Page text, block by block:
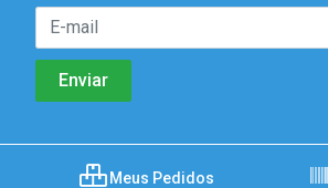
Meus Pedidos